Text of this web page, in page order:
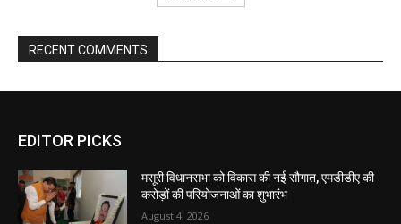
EDITOR PICKS
मसूरी विधानसभा को विकास की नई सौगात, एमडीडीए की
करोड़ों की परियोजनाओं का शुभारंभ
August 4, 2026